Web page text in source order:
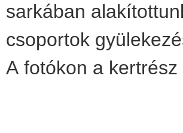
sarkában
csoportok
A fotókon a